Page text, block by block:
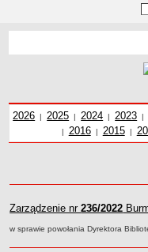
Zadania publiczne
Związki i stowarzyszenia
AKTUALNOŚCI I
Aktualności
Zarządzenia z 2022 roku
Zarządzenia z roku
2026 | Zarządzenia z roku
2025 | Zarządzenia z
2024 | 2023 |
| Zarządzenia z
2016| 2015|
Zarządzenie nr236/2022
w sprawie powołania Dyrektora